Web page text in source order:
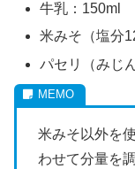
牛乳：150ml
米みそ（塩分
パセリ（みじ
米みそ以外を
わせて分量を